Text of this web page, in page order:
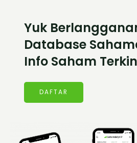
Yuk
Database
Info Saham
DAFTAR